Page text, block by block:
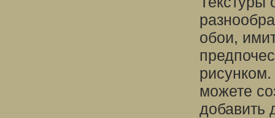
обои,
можете
добавить